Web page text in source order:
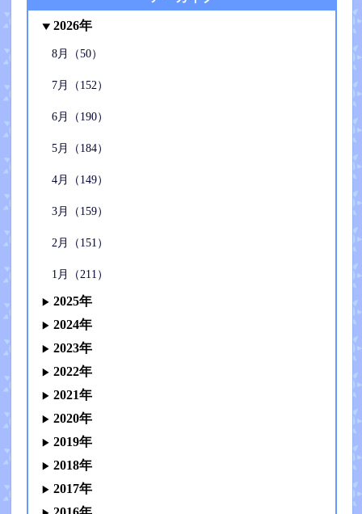
2026年
8月（50）
7月（152）
6月（190）
5月（184）
4月（149）
3月（159）
2月（151）
1月（211）
2025年
2024年
2023年
2022年
2021年
2020年
2019年
2018年
2017年